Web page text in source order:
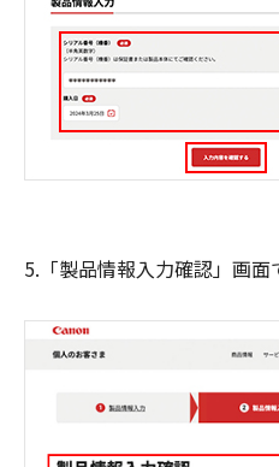
5.「製品情報入力確認」画面